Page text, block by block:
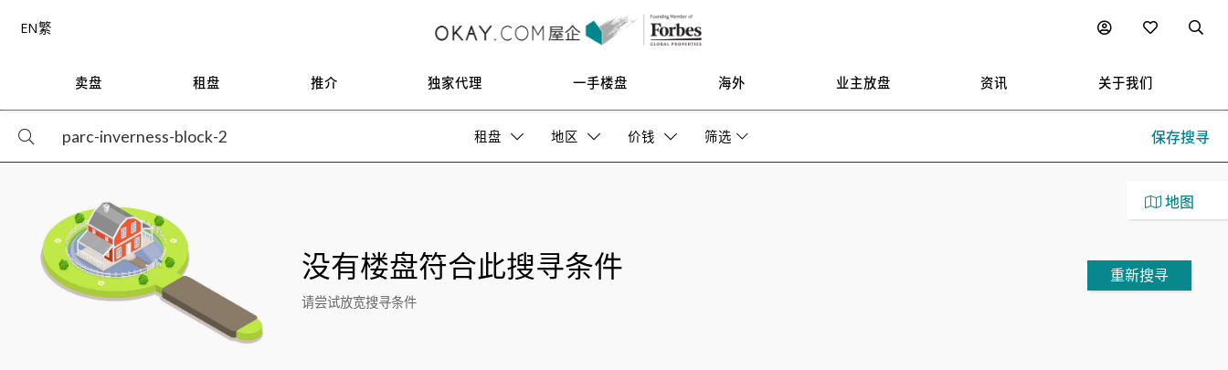
卖盘 租盘 推介 独家代理 一手楼盘 海外 业主放盘 资讯 关于我们
EN繁
租盘 地区 价钱 筛选 保存搜寻
地图
没有楼盘符合此搜寻条件
请尝试放宽搜寻条件
重新搜寻